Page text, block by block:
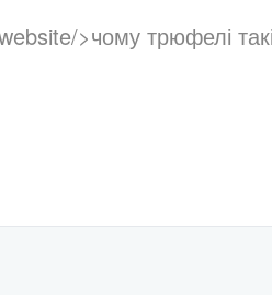
>чому трюфелі такі